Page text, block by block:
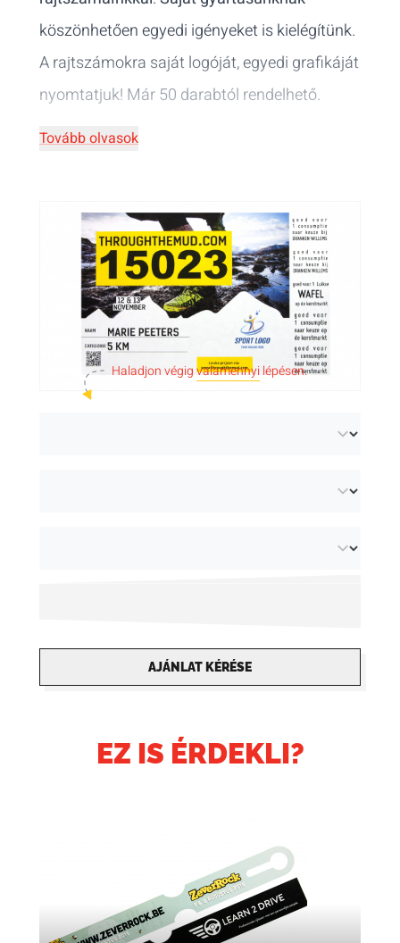
köszönhetően egyedi igényeket is kielégítünk.
A rajtszámokra saját logóját, egyedi grafikáját
nyomtatjuk! Már 50 darabtól rendelhető.
Tovább olvasok
Haladjon végigvalamennyilépésen.
AJÁNLAT KÉRÉSE
EZ IS ÉRDEKLI?